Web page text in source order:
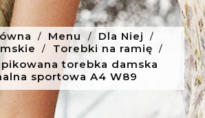
Menu
Dla Niej
Torebki na ramię
torebka damska
sportowa A4 W89